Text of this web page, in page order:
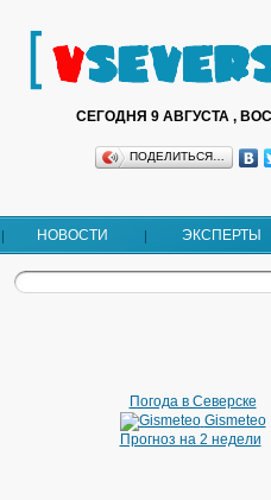
СЕГОДНЯ 9 АВГУСТА ,
ПОДЕЛИТЬСЯ…
НОВОСТИ ЭКСПЕРТЫ
Погода в Северске
Gismeteo
Прогноз на 2 недели